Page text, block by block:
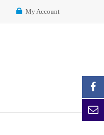
My Account